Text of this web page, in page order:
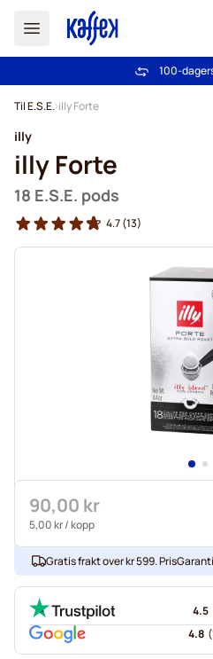
Gratis frakt
100-
Til E.S.E. illy Forte
illy
illy Forte
18 E.S.E. pods
4.7(13)
90,00 kr
5,00 kr/ kopp
Gratis frakt over kr 599.
4.5
4.8 (